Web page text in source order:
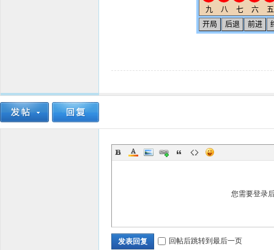
您需要登录
发表回复 回帖后跳转到最后一页